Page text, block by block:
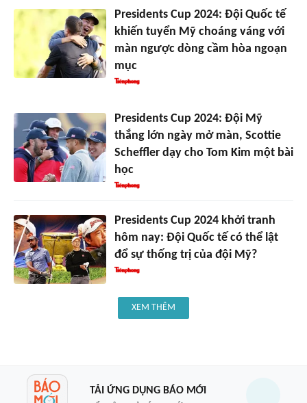
Presidents Cup 2024: Đội Quốc tế
khiến tuyển Mỹ choáng váng với
màn ngược dòng cầm hòa ngoạn
mục
Presidents Cup 2024: Đội Mỹ
thắng lớn ngày mở màn, Scottie
Scheffler dạy cho Tom Kim một bài
học
Presidents Cup 2024 khởi tranh
hôm nay: Đội Quốc tế có thể lật
đổ sự thống trị của đội Mỹ?
XEM THÊM
TẢI ỨNG DỤNG BÁO MỚI